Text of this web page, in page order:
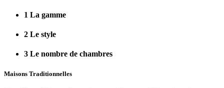
1 La gamme
2 Le style
3 Le nombre de chambres
Maisons Traditionnelles